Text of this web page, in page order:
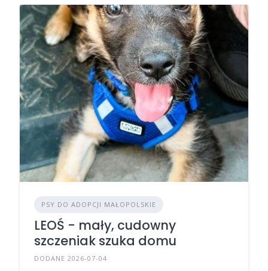
PSY DO ADOPCJI MAŁOPOLSKIE
LEOŚ - mały, cudowny
szczeniak szuka domu
DODANE 2026-07-04